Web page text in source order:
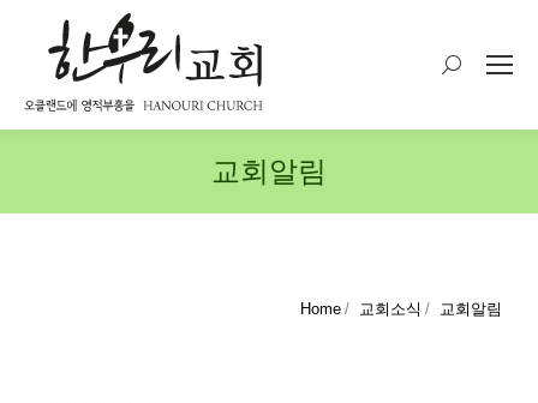
Search:
교회알림
Home 교회소식 교회알림